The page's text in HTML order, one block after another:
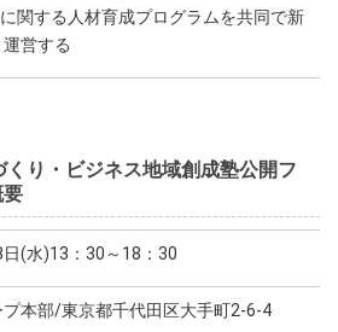
に関する人材育成プログラムを共同で新
営する
くり・ビジネス地域創成塾公開フ
(水)13：30～18：30
本部/東京都千代田区大手町2-6-4